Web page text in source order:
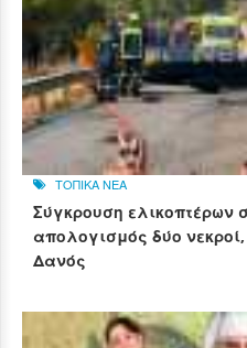
ΤΟΠΙΚΑ ΝΕΑ
Σύγκρουση ελικοπτέρων
απολογισμός δύο
Δανός